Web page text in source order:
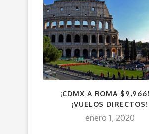
¡CDMX A ROMA $9,966!
¡VUELOS DIRECTOS!
enero 1, 2020